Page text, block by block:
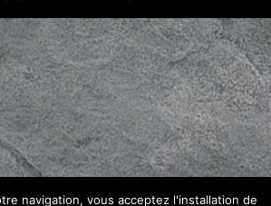
navigation, vous acceptez l'installation de